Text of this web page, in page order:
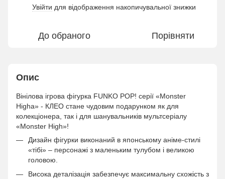
Увійти для відображення накопичувальної знижки
До обраного Порівняти
Опис
Вінілова ігрова фігурка FUNKO POP! серії «Monster
Highа» - КЛЕО стане чудовим подарунком як для
колекціонера, так і для шанувальників мультсеріалу
«Monster High»!
Дизайн фігурки виконаний в японському аніме-стилі
«тібі» – персонажі з маленьким тулубом і великою
головою.
Висока деталізація забезпечує максимальну схожість з